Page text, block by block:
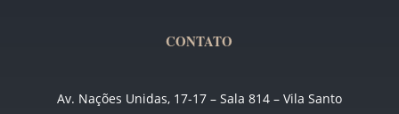
CONTATO
Av. Nações Unidas, 17-17 – Sala 814 – Vila Santo